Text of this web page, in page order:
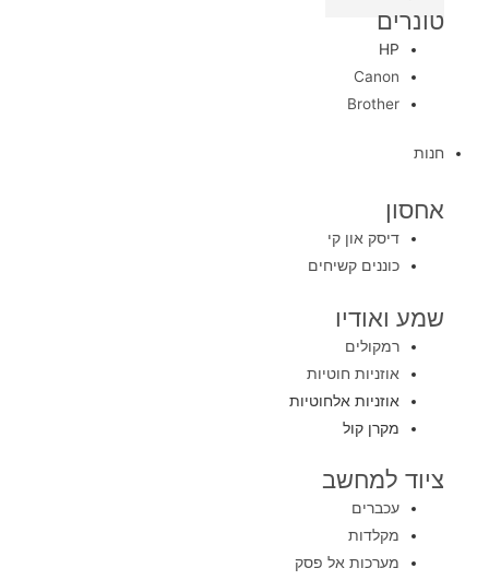
טונרים
HP
Canon
Brother
חנות
אחסון
דיסק און קי
כוננים קשיחים
שמע ואודיו
רמקולים
אוזניות חוטיות
אוזניות אלחוטיות
מקרן קול
ציוד למחשב
עכברים
מקלדות
מערכות אל פסק